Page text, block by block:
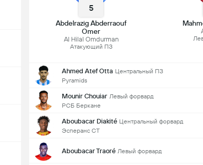
5
Abdelrazig Abderraouf
Omer
Al Hilal Omdurman
Атакующий ПЗ
Ahmed Atef Otta Центральный ПЗ
Pyramids
Mounir Chouiar Левый форвард
РСБ Беркане
Aboubacar Diakité Центральный форвард
Эсперанс СТ
Aboubacar Traoré Левый форвард